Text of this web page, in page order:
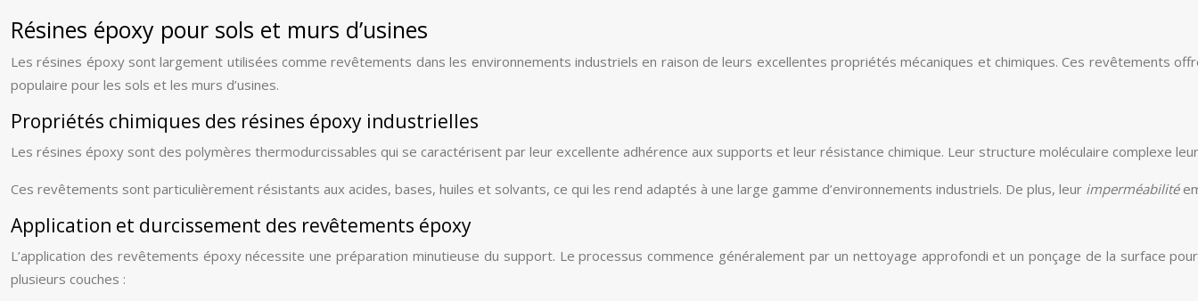
Résines époxy pour sols et murs d’usines
Les résines époxy sont largement utilisées comme revêtements dans les environnements industriels en raison de leurs excellentes propriétés mécaniques et chimiques. Ces revêtements
populaire pour les sols et les murs d’usines.
Propriétés chimiques des résines époxy industrielles
Les résines époxy sont des polymères thermodurcissables qui se caractérisent par leur excellente adhérence aux supports et leur résistance chimique. Leur structure moléculaire complexe
Ces revêtements sont particulièrement résistants aux acides, bases, huiles et solvants, ce qui les rend adaptés à une large gamme d’environnements industriels. De plus, leur imperméabilité
Application et durcissement des revêtements époxy
L’application des revêtements époxy nécessite une préparation minutieuse du support. Le processus commence généralement par un nettoyage approfondi et un ponçage de la surface
plusieurs couches :